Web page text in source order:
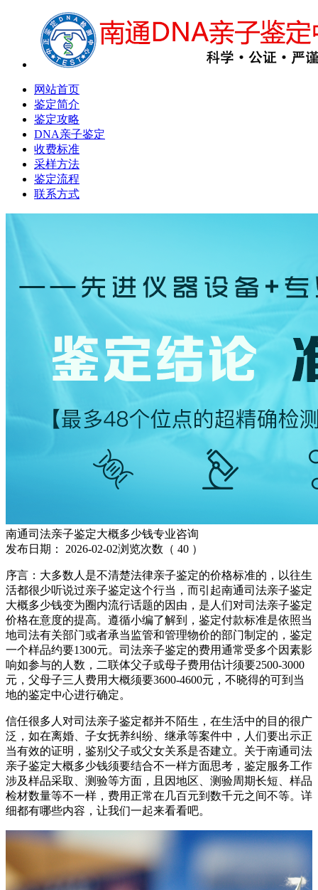
网站首页
鉴定简介
鉴定攻略
DNA亲子鉴定
收费标准
采样方法
鉴定流程
联系方式
南通司法亲子鉴定大概多少钱专业咨询
发布日期：
2026-02-02浏览次数（ 40 ）
序言：大多数人是不清楚法律亲子鉴定的价格标准的，以往生
活都很少听说过亲子鉴定这个行当，而引起南通司法亲子鉴定
大概多少钱变为圈内流行话题的因由，是人们对司法亲子鉴定
价格在意度的提高。遵循小编了解到，鉴定付款标准是依照当
地司法有关部门或者承当监管和管理物价的部门制定的，鉴定
一个样品约要1300元。司法亲子鉴定的费用通常受多个因素影
响如参与的人数，二联体父子或母子费用估计须要2500-3000
元，父母子三人费用大概须要3600-4600元，不晓得的可到当
地的鉴定中心进行确定。
信任很多人对司法亲子鉴定都并不陌生，在生活中的目的很广
泛，如在离婚、子女抚养纠纷、继承等案件中，人们要出示正
当有效的证明，鉴别父子或父女关系是否建立。关于南通司法
亲子鉴定大概多少钱须要结合不一样方面思考，鉴定服务工作
涉及样品采取、测验等方面，且因地区、测验周期长短、样品
检材数量等不一样，费用正常在几百元到数千元之间不等。详
细都有哪些内容，让我们一起来看看吧。